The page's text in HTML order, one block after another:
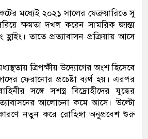
মধ্যেই ২০২১ সালের ফেব্রুয়ারিতে সু
ক্ষমতা দখল করেন সামরিক জান্তা
তাতে প্রত্যাবাসন প্রক্রিয়ায় আসে
ত্রিপক্ষীয় উদ্যোগের অংশ হিসেবে
ফেরানোর প্রচেষ্টা ব্যর্থ হয়। এরপর
সঙ্গে সশস্ত্র বিদ্রোহীদের যুদ্ধের
আলোচনা কমে আসে। উল্টো
নতুন করে রোহিঙ্গা অনুপ্রবেশ শুরু